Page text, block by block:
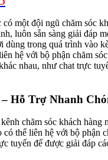
có một đội ngũ chăm sóc
luôn sẵn sàng giải đáp
dùng trong quá trình vào
hệ với bộ phận chăm
nhau, như chat trực
Hỗ Trợ Nhanh
chăm sóc khách hàng
thể liên hệ với bộ phận
tuyến để được giải đáp